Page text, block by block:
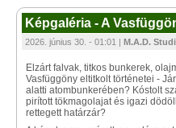
Képgaléria - A
2026. június 30. - 01:01 | M.A.D.
Elzárt falvak, titkos bunkerek,
Vasfüggöny eltitkolt történetei -
alatti atombunkerében? Kóstolt
pirított tökmagolajat és igazi
rettegett határzár?